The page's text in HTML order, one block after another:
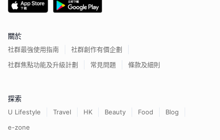
關於
社群最強使用指南
社群創作有價企劃
社群焦點功能及升級計劃
常見問題 條款及細則
探索
U Lifestyle Travel HK Beauty Food
Blog
e-zone